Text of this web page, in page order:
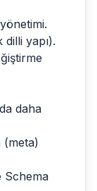
dilli yapı).
daha
(meta)
Schema